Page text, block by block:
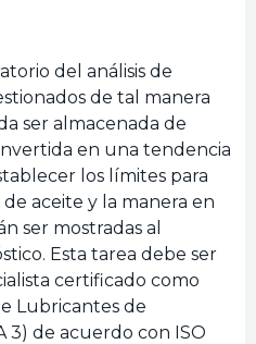
del análisis de
de tal manera
ser almacenada de
en una tendencia
los límites para
aceite y la manera en
ser mostradas al
Esta tarea debe ser
certificado como
Lubricantes de
3) de acuerdo con ISO